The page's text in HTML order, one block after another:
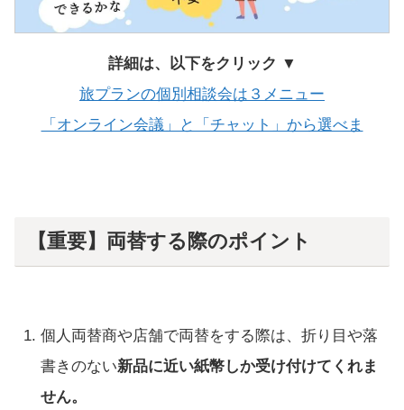
詳細は、以下をクリック ▼
旅プランの個別相談会は３メニュー
「オンライン会議」と「チャット」から選べま
【重要】両替する際のポイント
個人両替商や店舗で両替をする際は、折り目や落
書きのない新品に近い紙幣しか受け付けてくれま
せん。